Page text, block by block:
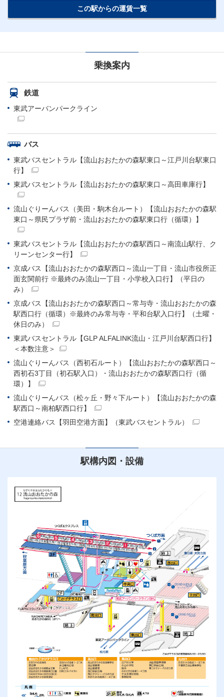
この駅からの運賃一覧
乗換案内
鉄道
東武アーバンパークライン
バス
東武バスセントラル【流山おおたかの森駅東口～江戸川台駅東口
行】
東武バスセントラル【流山おおたかの森駅東口～高田車庫行】
流山ぐりーんバス（美田・駒木台ルート）【流山おおたかの森駅
東口～県民プラザ前・流山おおたかの森駅東口行（循環）】
東武バスセントラル【流山おおたかの森駅西口～南流山駅行、ク
リーンセンター行】
京成バス【流山おおたかの森駅西口～流山一丁目・流山市役所正
面玄関前行 ※最終のみ流山一丁目・小学校入口行】（平日の
み）
京成バス【流山おおたかの森駅西口～常与寺・流山おおたかの森
駅西口行（循環）※最終のみ常与寺・平和台駅入口行】（土曜・
休日のみ）
東武バスセントラル【GLP ALFALINK流山・江戸川台駅西口行】
＜本数注意＞
流山ぐりーんバス（西初石ルート）【流山おおたかの森駅西口～
西初石3丁目（初石駅入口）・流山おおたかの森駅西口行（循
環）】
流山ぐりーんバス（松ヶ丘・野々下ルート）【流山おおたかの森
駅西口～南柏駅西口行】
空港連絡バス【羽田空港方面】（東武バスセントラル）
駅構内図・設備